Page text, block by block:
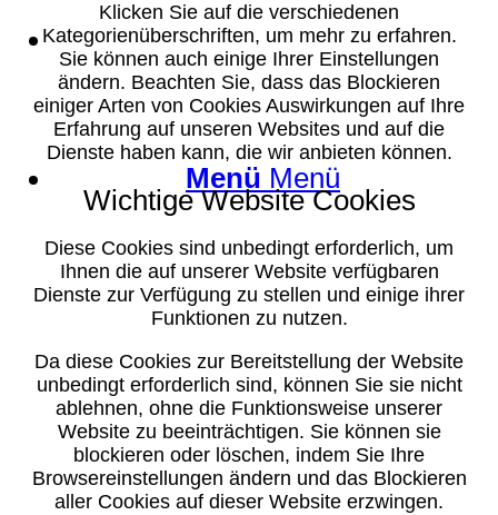
Suche
Menü Menü
Klicken Sie auf die verschiedenen
Kategorienüberschriften, um mehr zu erfahren.
Sie können auch einige Ihrer Einstellungen
ändern. Beachten Sie, dass das Blockieren
einiger Arten von Cookies Auswirkungen auf Ihre
Erfahrung auf unseren Websites und auf die
Dienste haben kann, die wir anbieten können.
Wichtige Website Cookies
Diese Cookies sind unbedingt erforderlich, um
Ihnen die auf unserer Website verfügbaren
Dienste zur Verfügung zu stellen und einige ihrer
Funktionen zu nutzen.
Da diese Cookies zur Bereitstellung der Website
unbedingt erforderlich sind, können Sie sie nicht
ablehnen, ohne die Funktionsweise unserer
Website zu beeinträchtigen. Sie können sie
blockieren oder löschen, indem Sie Ihre
Browsereinstellungen ändern und das Blockieren
aller Cookies auf dieser Website erzwingen.